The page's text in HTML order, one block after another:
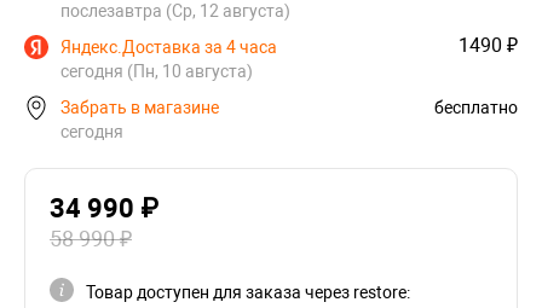
послезавтра (Ср, 12 августа)
Яндекс.Доставка за 4 часа
сегодня (Пн, 10 августа)
1490 ₽
Забрать в магазине
сегодня
бесплатно
34 990 ₽
58 990 ₽
Товар доступен для заказа через restore: